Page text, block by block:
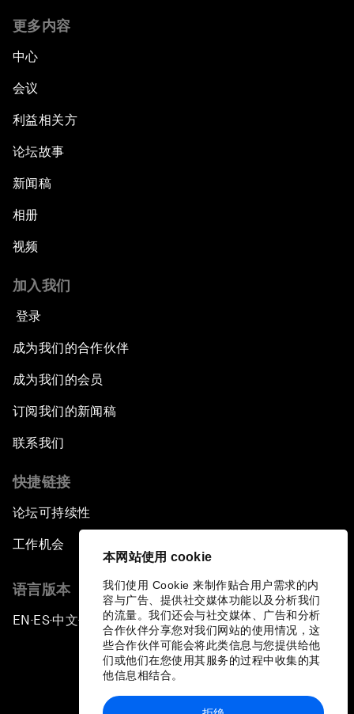
本网站使用 cookie
我们使用 Cookie 来制作贴合用户需求的内
容与广告、提供社交媒体功能以及分析我们
的流量。我们还会与社交媒体、广告和分析
合作伙伴分享您对我们网站的使用情况，这
些合作伙伴可能会将此类信息与您提供给他
们或他们在您使用其服务的过程中收集的其
他信息相结合。
更多内容
中心
会议
利益相关方
论坛故事
新闻稿
相册
视频
加入我们
登录
成为我们的合作伙伴
成为我们的会员
订阅我们的新闻稿
联系我们
快捷链接
论坛可持续性
工作机会
语言版本
EN ▪ ES▪中文▪ 日本語